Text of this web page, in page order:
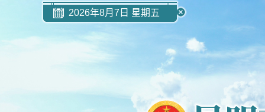
2026年8月7日 星期五